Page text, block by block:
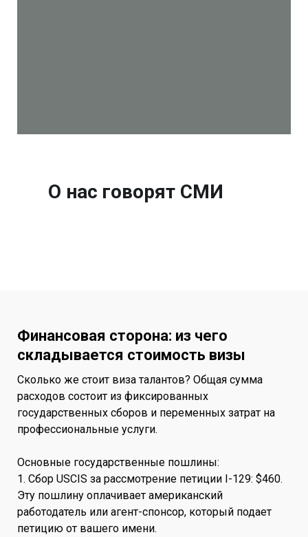
О нас говорят СМИ
Финансовая сторона: из чего
складывается стоимость визы
Сколько же стоит виза талантов? Общая сумма
расходов состоит из фиксированных
государственных сборов и переменных затрат на
профессиональные услуги.
Основные государственные пошлины:
1. Сбор USCIS за рассмотрение петиции I-129: $460.
Эту пошлину оплачивает американский
работодатель или агент-спонсор, который подает
петицию от вашего имени.